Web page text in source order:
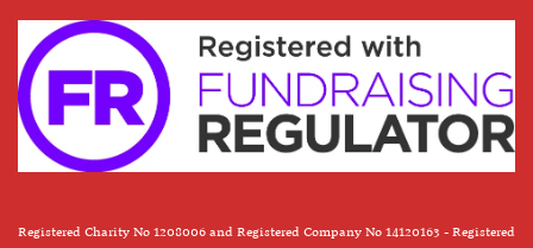
Registered Charity No 1208006 and Registered Company No 14120163 - Registered